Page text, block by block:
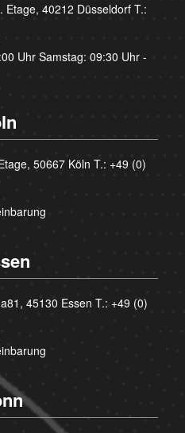
Etage, 40212 Düsseldorf T.:
Uhr Samstag: 09:30 Uhr -
50667 Köln T.: +49 (0)
45130 Essen T.: +49 (0)